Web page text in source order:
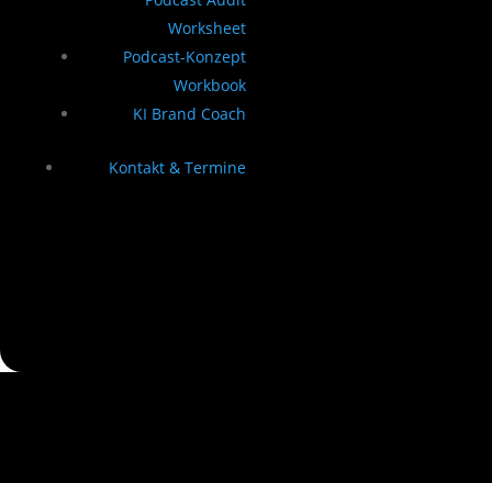
Worksheet
Podcast-Konzept
Workbook
KI Brand Coach
Kontakt & Termine